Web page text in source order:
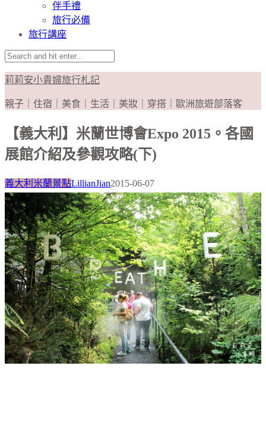
伴手禮
旅行必備
旅行講座
莉莉安小貴婦旅行札記
親子｜住宿｜美食｜生活｜美妝｜穿搭｜歐洲旅遊部落客
【義大利】米蘭世博會Expo 2015。各國
展館介紹及參觀攻略(下)
義大利米蘭景點LillianJian2015-06-07